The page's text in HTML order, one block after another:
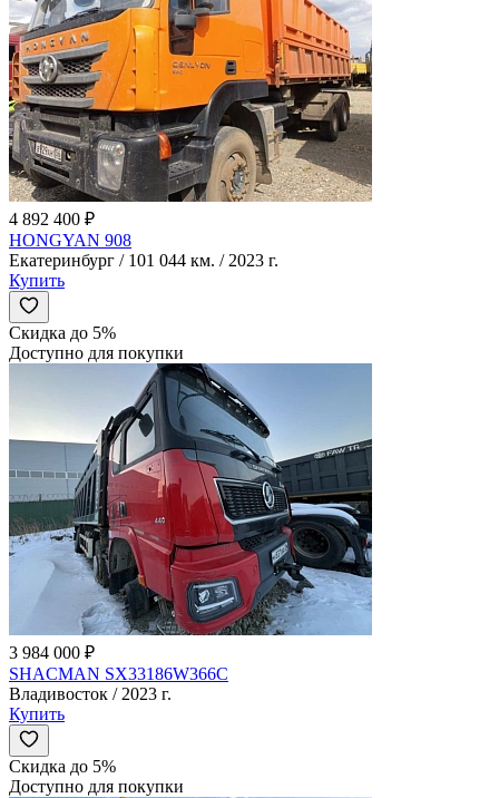
4 892 400 ₽
HONGYAN 908
Екатеринбург / 101 044 км. / 2023 г.
Купить
Скидка до 5%
Доступно для покупки
3 984 000 ₽
SHACMAN SX33186W366C
Владивосток / 2023 г.
Купить
Скидка до 5%
Доступно для покупки